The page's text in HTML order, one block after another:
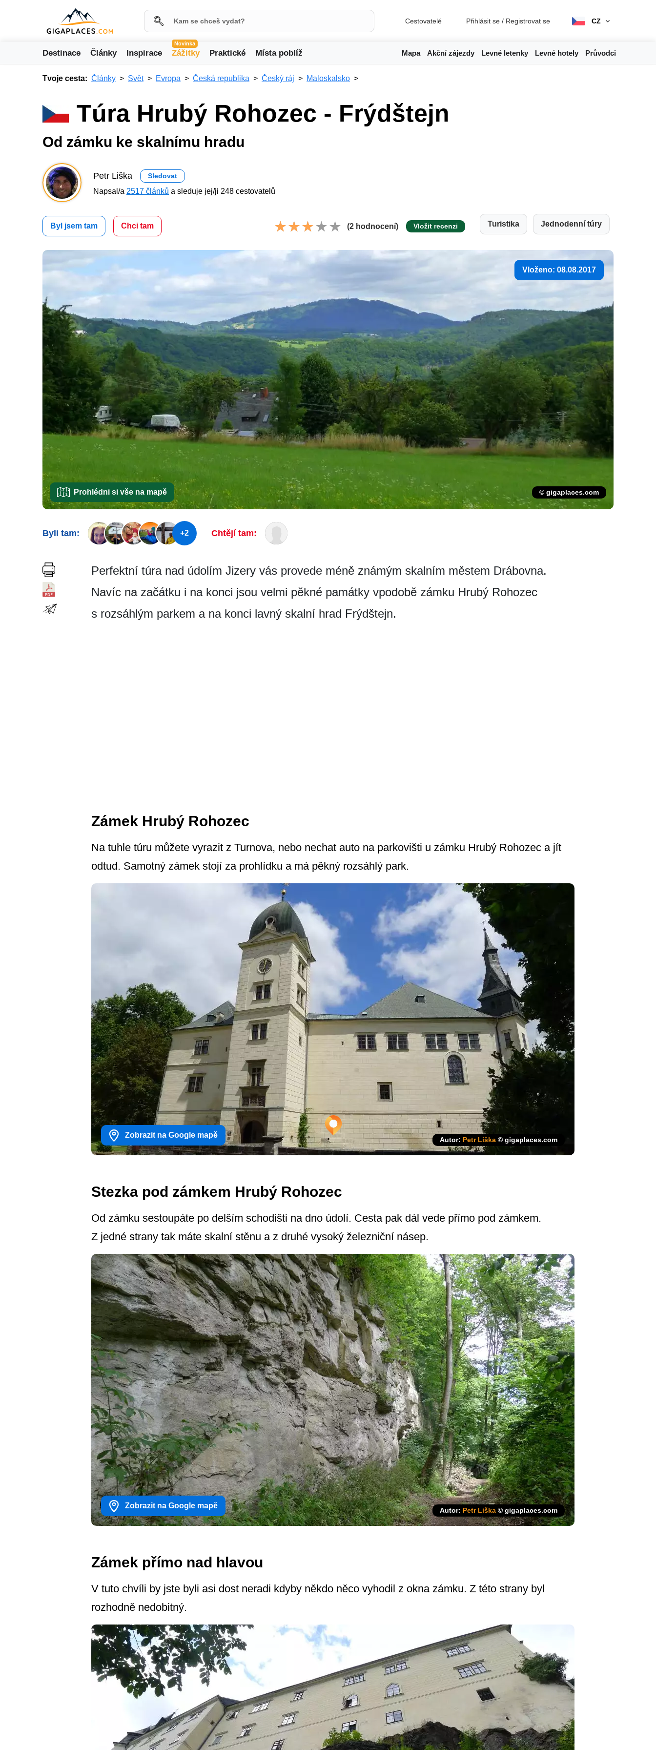
Cestovatelé Přihlásit se / Registrovat se CZ
Destinace Články Inspirace
Novinka
Zážitky Praktické Místa poblíž Mapa Akční zájezdy Levné letenky Levné hotely Průvodci
Tvoje cesta: Články Svět Evropa Česká republika Český ráj Maloskalsko
Túra Hrubý Rohozec - Frýdštejn
Od zámku ke skalnímu hradu
Petr Liška Sledovat
Napsal/a 2517 článků a sleduje jej/ji 248 cestovatelů
Byl jsem tam Chci tam (2 hodnocení) Vložit recenzi Turistika Jednodenní túry
Vloženo: 08.08.2017
Prohlédni si vše na mapě © gigaplaces.com
Byli tam: +2 Chtějí tam:
Perfektní túra nad údolím Jizery vás provede méně známým skalním městem Drábovna.
Navíc na začátku i na konci jsou velmi pěkné památky vpodobě zámku Hrubý Rohozec
s rozsáhlým parkem a na konci lavný skalní hrad Frýdštejn.
Zámek Hrubý Rohozec
Na tuhle túru můžete vyrazit z Turnova, nebo nechat auto na parkovišti u zámku Hrubý Rohozec a jít
odtud. Samotný zámek stojí za prohlídku a má pěkný rozsáhlý park.
Zobrazit na Google mapě
Autor: Petr Liška © gigaplaces.com
Stezka pod zámkem Hrubý Rohozec
Od zámku sestoupáte po delším schodišti na dno údolí. Cesta pak dál vede přímo pod zámkem.
Z jedné strany tak máte skalní stěnu a z druhé vysoký železniční násep.
Zobrazit na Google mapě
Autor: Petr Liška © gigaplaces.com
Zámek přímo nad hlavou
V tuto chvíli by jste byli asi dost neradi kdyby někdo něco vyhodil z okna zámku. Z této strany byl
rozhodně nedobitný.